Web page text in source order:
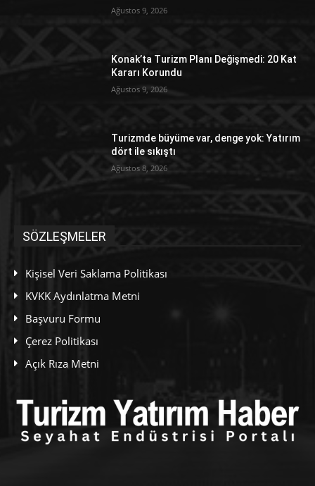
Ağustos 9, 2026
Konak’ta Turizm Planı Değişmedi: 20 Kat
Kararı Korundu
Ağustos 9, 2026
Turizmde büyüme var, denge yok: Yatırım
dört ile sıkıştı
Ağustos 8, 2026
SÖZLEŞMELER
Kişisel Veri Saklama Politikası
KVKK Aydınlatma Metni
Başvuru Formu
Çerez Politikası
Açık Rıza Metni